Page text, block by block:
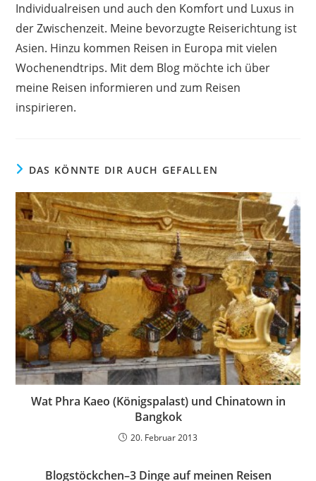
Individualreisen und auch den Komfort und Luxus in
der Zwischenzeit. Meine bevorzugte Reiserichtung ist
Asien. Hinzu kommen Reisen in Europa mit vielen
Wochenendtrips. Mit dem Blog möchte ich über
meine Reisen informieren und zum Reisen
inspirieren.
DAS KÖNNTE DIR AUCH GEFALLEN
Wat Phra Kaeo (Königspalast) und Chinatown in
Bangkok
20. Februar 2013
Blogstöckchen–3 Dinge auf meinen Reisen